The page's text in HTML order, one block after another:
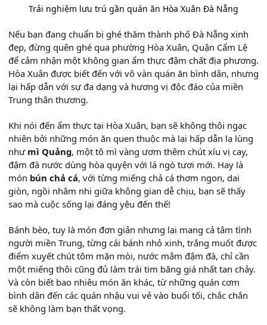
Trải nghiệm lưu trú gần quán ăn Hòa Xuân Đà Nẵng
Nếu bạn đang chuẩn bị ghé thăm thành phố Đà Nẵng xinh
đẹp, đừng quên ghé qua phường Hòa Xuân, Quận Cẩm Lệ
để cảm nhận một không gian ẩm thực đậm chất địa phương.
Hòa Xuân được biết đến với vô vàn quán ăn bình dân, nhưng
lại hấp dẫn với sự đa dạng và hương vị độc đáo của miền
Trung thân thương.
Khi nói đến ẩm thực tại Hòa Xuân, bạn sẽ không thôi ngạc
nhiên bởi những món ăn quen thuộc mà lại hấp dẫn lạ lùng
như mì Quảng, một tô mì vàng ươm thêm chút xíu vị cay,
đậm đà nước dùng hòa quyện với lá ngò tươi mới. Hay là
món bún chả cá, với từng miếng chả cá thơm ngon, dai
giòn, ngồi nhâm nhi giữa không gian dễ chịu, bạn sẽ thấy
sao mà cuộc sống lại đáng yêu đến thế!
Bánh bèo, tuy là món đơn giản nhưng lại mang cả tâm tình
người miền Trung, từng cái bánh nhỏ xinh, trắng muốt được
điểm xuyết chút tôm mặn mòi, nước mắm đậm đà, chỉ cần
một miếng thôi cũng đủ làm trái tim băng giá nhất tan chảy.
Và còn biết bao nhiêu món ăn khác, từ những quán cơm
bình dân đến các quán nhậu vui vẻ vào buổi tối, chắc chắn
sẽ không làm bạn thất vọng.